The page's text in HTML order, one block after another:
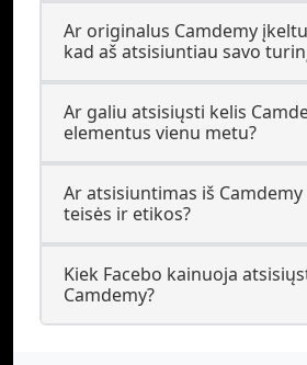
Ar originalus Camdemy
kad aš atsisiuntiau savo
Ar galiu atsisiųsti kelis
elementus vienu metu?
Ar atsisiuntimas iš Camdemy
teisės ir etikos?
Kiek Facebo kainuoja
Camdemy?